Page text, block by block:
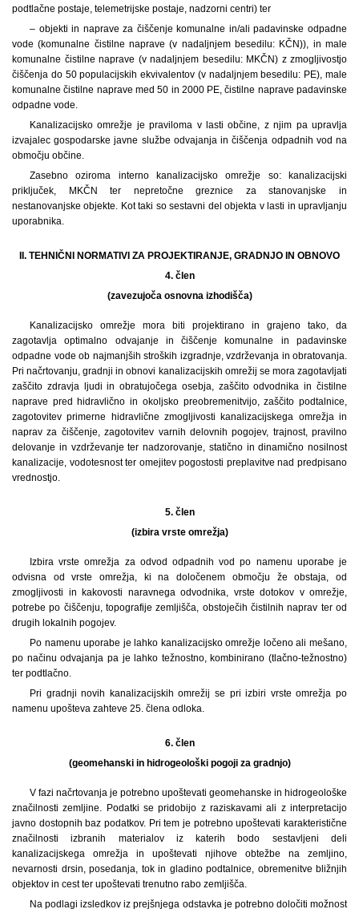
podtlačne postaje, telemetrijske postaje, nadzorni centri) ter
– objekti in naprave za čiščenje komunalne in/ali padavinske odpadne
vode (komunalne čistilne naprave (v nadaljnjem besedilu: KČN)), in male
komunalne čistilne naprave (v nadaljnjem besedilu: MKČN) z zmogljivostjo
čiščenja do 50 populacijskih ekvivalentov (v nadaljnjem besedilu: PE), male
komunalne čistilne naprave med 50 in 2000 PE, čistilne naprave padavinske
odpadne vode.
Kanalizacijsko omrežje je praviloma v lasti občine, z njim pa upravlja
izvajalec gospodarske javne službe odvajanja in čiščenja odpadnih vod na
območju občine.
Zasebno oziroma interno kanalizacijsko omrežje so: kanalizacijski
priključek, MKČN ter nepretočne greznice za stanovanjske in
nestanovanjske objekte. Kot taki so sestavni del objekta v lasti in upravljanju
uporabnika.
II. TEHNIČNI NORMATIVI ZA PROJEKTIRANJE, GRADNJO IN OBNOVO
4. člen
(zavezujoča osnovna izhodišča)
Kanalizacijsko omrežje mora biti projektirano in grajeno tako, da
zagotavlja optimalno odvajanje in čiščenje komunalne in padavinske
odpadne vode ob najmanjših stroških izgradnje, vzdrževanja in obratovanja.
Pri načrtovanju, gradnji in obnovi kanalizacijskih omrežij se mora zagotavljati
zaščito zdravja ljudi in obratujočega osebja, zaščito odvodnika in čistilne
naprave pred hidravlično in okoljsko preobremenitvijo, zaščito podtalnice,
zagotovitev primerne hidravlične zmogljivosti kanalizacijskega omrežja in
naprav za čiščenje, zagotovitev varnih delovnih pogojev, trajnost, pravilno
delovanje in vzdrževanje ter nadzorovanje, statično in dinamično nosilnost
kanalizacije, vodotesnost ter omejitev pogostosti preplavitve nad predpisano
vrednostjo.
5. člen
(izbira vrste omrežja)
Izbira vrste omrežja za odvod odpadnih vod po namenu uporabe je
odvisna od vrste omrežja, ki na določenem območju že obstaja, od
zmogljivosti in kakovosti naravnega odvodnika, vrste dotokov v omrežje,
potrebe po čiščenju, topografije zemljišča, obstoječih čistilnih naprav ter od
drugih lokalnih pogojev.
Po namenu uporabe je lahko kanalizacijsko omrežje ločeno ali mešano,
po načinu odvajanja pa je lahko težnostno, kombinirano (tlačno-težnostno)
ter podtlačno.
Pri gradnji novih kanalizacijskih omrežij se pri izbiri vrste omrežja po
namenu upošteva zahteve 25. člena odloka.
6. člen
(geomehanski in hidrogeološki pogoji za gradnjo)
V fazi načrtovanja je potrebno upoštevati geomehanske in hidrogeološke
značilnosti zemljine. Podatki se pridobijo z raziskavami ali z interpretacijo
javno dostopnih baz podatkov. Pri tem je potrebno upoštevati karakteristične
značilnosti izbranih materialov iz katerih bodo sestavljeni deli
kanalizacijskega omrežja in upoštevati njihove obtežbe na zemljino,
nevarnosti drsin, posedanja, tok in gladino podtalnice, obremenitve bližnjih
objektov in cest ter upoštevati trenutno rabo zemljišča.
Na podlagi izsledkov iz prejšnjega odstavka je potrebno določiti možnost